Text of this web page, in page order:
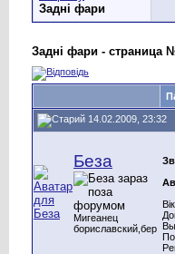
Задні фари
Задні фари - страница
14.02.2009, 23:32
Беза
Мигеанец
бориславский,бер